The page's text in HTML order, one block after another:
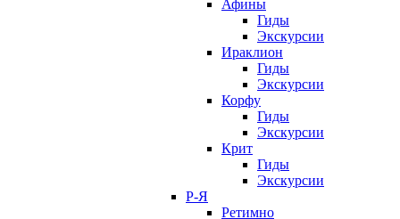
Афины
Гиды
Экскурсии
Ираклион
Гиды
Экскурсии
Корфу
Гиды
Экскурсии
Крит
Гиды
Экскурсии
Р-Я
Ретимно